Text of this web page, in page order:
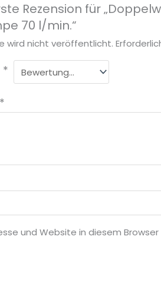
Rezension für
70 l/min.“
wird nicht veröffentlicht.
*
*
und Website in diesem